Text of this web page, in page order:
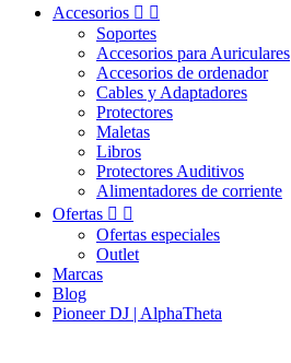
Accesorios  
Soportes
Accesorios para Auriculares
Accesorios de ordenador
Cables y Adaptadores
Protectores
Maletas
Libros
Protectores Auditivos
Alimentadores de corriente
Ofertas  
Ofertas especiales
Outlet
Marcas
Blog
Pioneer DJ | AlphaTheta